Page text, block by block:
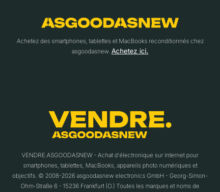
Achetez des smartphones, tablettes et MacBooks reconditionnés chez
asgoodasnew. Achetez ici.
VENDRE.ASGOODASNEW - Achat d'électronique sur Internet pour
smartphones, tablettes, MacBooks, appareils photo numériques et
objectifs. © 2008-2026 asgoodasnew electronics GmbH - Georg-Simon-
Ohm-Straße 6 - 15236 Frankfurt (O.) Toutes les marques et noms de